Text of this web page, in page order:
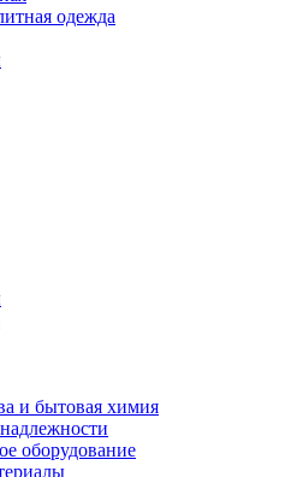
одежда
и бытовая химия
оборудование